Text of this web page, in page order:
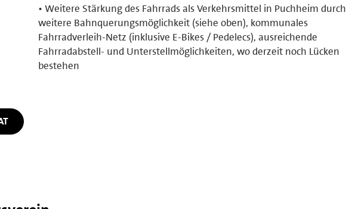
• Weitere Stärkung des Fahrrads als Verkehrsmittel in Puchheim durch
weitere Bahnquerungsmöglichkeit (siehe oben), kommunales
Fahrradverleih-Netz (inklusive E-Bikes / Pedelecs), ausreichende
Fahrradabstell- und Unterstellmöglichkeiten, wo derzeit noch Lücken
bestehen